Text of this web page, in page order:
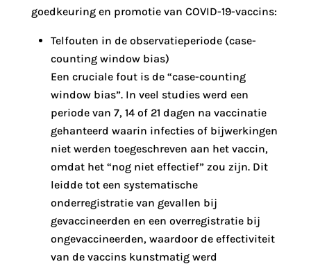
goedkeuring en promotie van COVID-19-vaccins:
Telfouten in de observatieperiode (case-
counting window bias)
Een cruciale fout is de “case-counting
window bias”. In veel studies werd een
periode van 7, 14 of 21 dagen na vaccinatie
gehanteerd waarin infecties of bijwerkingen
niet werden toegeschreven aan het vaccin,
omdat het “nog niet effectief” zou zijn. Dit
leidde tot een systematische
onderregistratie van gevallen bij
gevaccineerden en een overregistratie bij
ongevaccineerden, waardoor de effectiviteit
van de vaccins kunstmatig werd